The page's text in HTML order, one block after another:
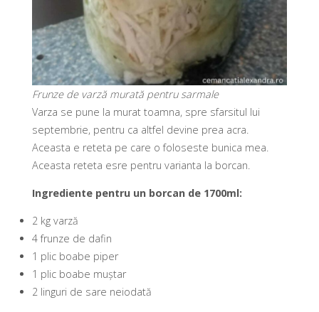
Frunze de varză murată pentru sarmale
Varza se pune la murat toamna, spre sfarsitul lui
septembrie, pentru ca altfel devine prea acra.
Aceasta e reteta pe care o foloseste bunica mea.
Aceasta reteta esre pentru varianta la borcan.
Ingrediente pentru un borcan de 1700ml:
2 kg varză
4 frunze de dafin
1 plic boabe piper
1 plic boabe muștar
2 linguri de sare neiodată